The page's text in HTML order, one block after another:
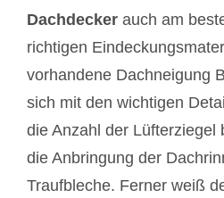
Dachdecker auch am
richtigen
vorhandene Dachneigung
sich mit den wichtigen
die Anzahl der Lüfterziegel
die Anbringung der
Traufbleche. Ferner weiß